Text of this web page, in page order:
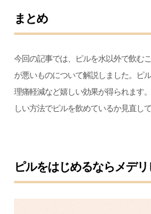
まとめ
今回の記事では、ピルを水以外で飲む
が悪いものについて解説しました。ピ
理痛軽減など嬉しい効果が得られます
しい方法でピルを飲めているか見直し
ピルをはじめるならメデリ